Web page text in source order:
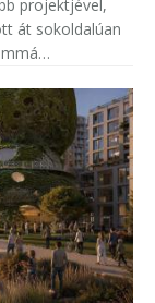
projektjével,
át sokoldalúan